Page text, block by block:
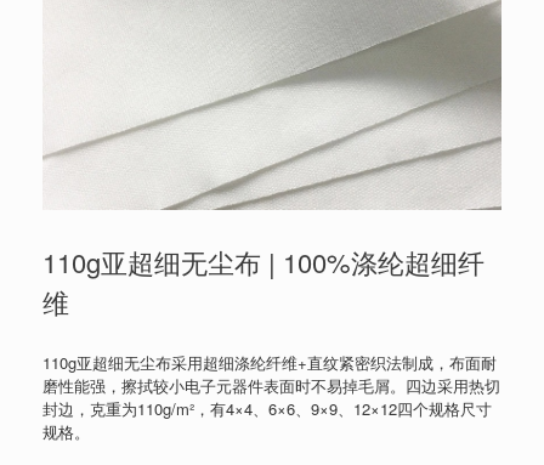
110g亚超细无尘布 | 100%涤纶超细纤
维
110g亚超细无尘布采用超细涤纶纤维+直纹紧密织法制成，布面耐
磨性能强，擦拭较小电子元器件表面时不易掉毛屑。四边采用热切
封边，克重为110g/m²，有4×4、6×6、9×9、12×12四个规格尺寸
规格。